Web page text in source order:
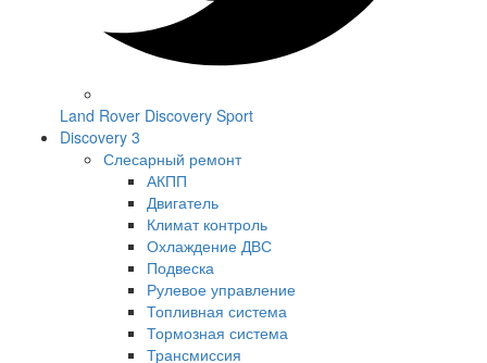
Land Rover Discovery Sport
Discovery 3
Слесарный ремонт
АКПП
Двигатель
Климат контроль
Охлаждение ДВС
Подвеска
Рулевое управление
Топливная система
Тормозная система
Трансмиссия